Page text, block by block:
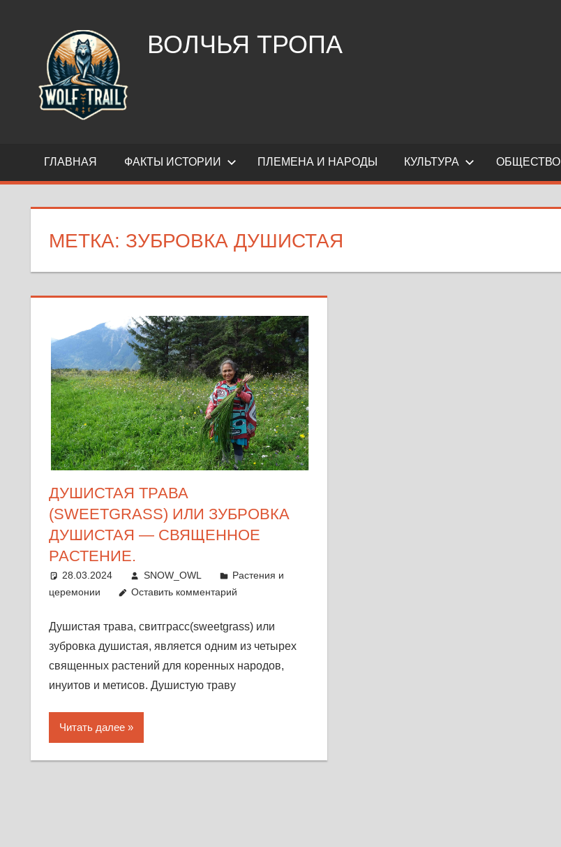
содержимому
ВОЛЧЬЯ ТРОПА
“Волчья
тропа”
—
мир
инуитов,
других
народов.
Истории,
знания,
передаваемые
поколения
поколение.
ГЛАВНАЯ ФАКТЫ ИСТОРИИ ПЛЕМЕНА И НАРОДЫ КУЛЬТУРА ОБЩЕСТВО
МЕТКА: ЗУБРОВКА ДУШИСТАЯ
ДУШИСТАЯ ТРАВА
(SWEETGRASS) ИЛИ ЗУБРОВКА
ДУШИСТАЯ — СВЯЩЕННОЕ
РАСТЕНИЕ.
28.03.2024 SNOW_OWL
Растения и
церемонии
Оставить комментарий
Душистая трава, свитграсс(sweetgrass) или
зубровка душистая, является одним из четырех
священных растений для коренных народов,
инуитов и метисов. Душистую траву
Читать далее